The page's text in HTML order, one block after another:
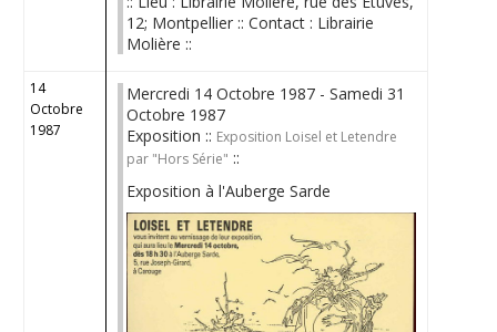
12; Montpellier :: Contact : Librairie
Molière ::
14
Octobre
1987
Mercredi 14 Octobre 1987 - Samedi 31
Octobre 1987
Exposition :: Exposition Loisel et Letendre
par "Hors Série" ::
Exposition à l'Auberge Sarde